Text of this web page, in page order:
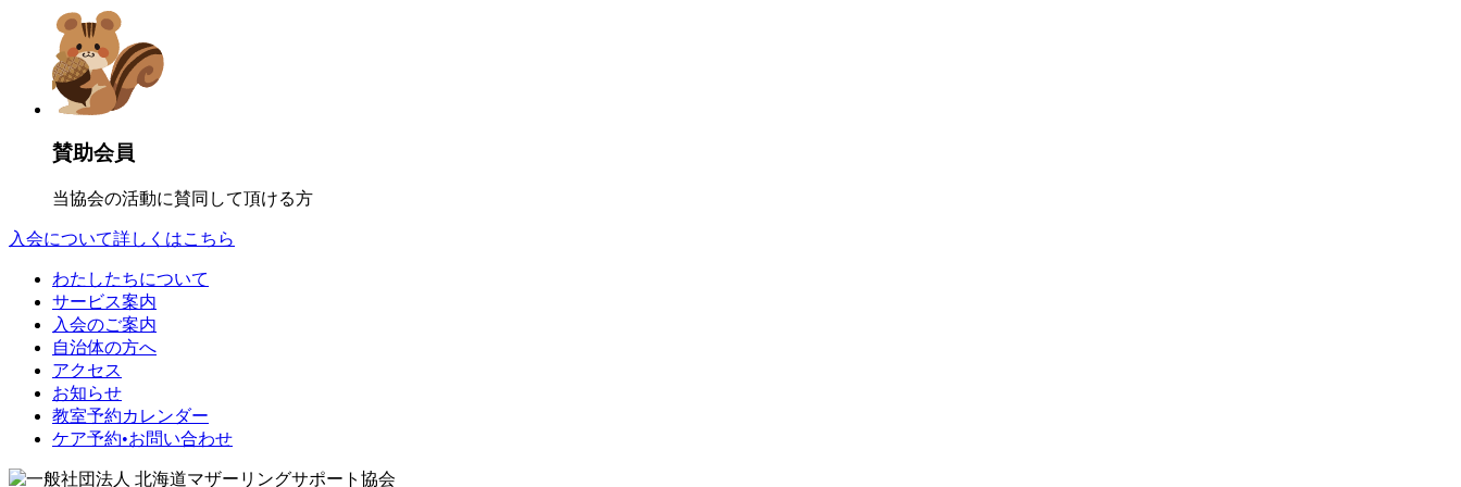
賛助会員
当協会の活動に賛同して頂ける方
入会について詳しくはこちら
わたしたちについて
サービス案内
入会のご案内
自治体の方へ
アクセス
お知らせ
教室予約カレンダー
ケア予約•お問い合わせ